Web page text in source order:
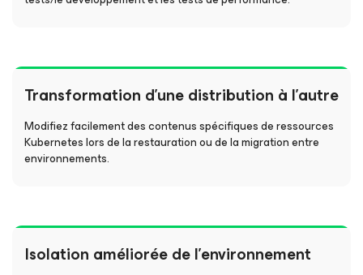
Transformation d’une distribution à l’autre
Modifiez facilement des contenus spécifiques de ressources
Kubernetes lors de la restauration ou de la migration entre
environnements.
Isolation améliorée de l’environnement